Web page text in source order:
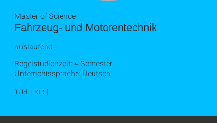
Fahrzeug- und Motorentechnik
Master of Science
auslaufend
Regelstudienzeit: 4 Semester
Unterrichtssprache: Deutsch
[Bild: FKFS]